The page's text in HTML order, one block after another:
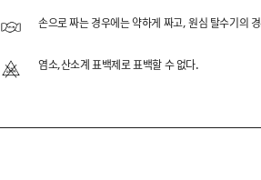
장면사
손으로 짜는 경우에는 약하게 짜고, 원심 탈수기의
염소,산소계 표백제로 표백할 수 없다.